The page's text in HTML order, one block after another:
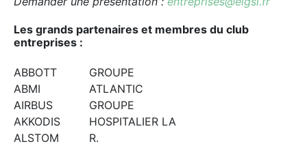
Les grands partenaires et membres du club
entreprises :
ABBOTT
ABMI
AIRBUS
AKKODIS
ALSTOM
GROUPE
ATLANTIC
GROUPE
HOSPITALIER LA
R.